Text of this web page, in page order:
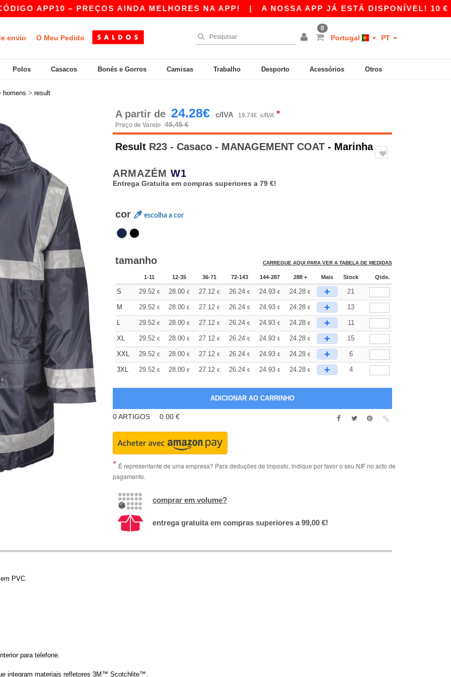
– PREÇOS AINDA MELHORES NA APP!|A NOSSA APP JÁ ESTÁ DISPONÍVEL! 10 € DE
envio O Meu Pedido
0
Portugal PT
Polos Casacos Bonés e Gorros Camisas Trabalho Desporto Acessórios Otros
homens > result
A partir de 24.28€ c/IVA 19.74€ s/IVA *
Preço de Varejo 45,45 €
Result R23 - Casaco - MANAGEMENT COAT - Marinha
ARMAZÉM W1
Entrega Gratuita em compras superiores a 79 €!
cor escolha a cor
tamanho CARREGUE AQUI PARA VER A TABELA DE MEDIDAS
1-11 12-35 36-71 72-143 144-287 288 + Mais Stock Qtde.
S 29.52 € 28.00 € 27.12 € 26.24 € 24.93 € 24.28 € + 21
M 29.52 € 28.00 € 27.12 € 26.24 € 24.93 € 24.28 € + 13
L 29.52 € 28.00 € 27.12 € 26.24 € 24.93 € 24.28 € + 11
XL 29.52 € 28.00 € 27.12 € 26.24 € 24.93 € 24.28 € + 15
XXL 29.52 € 28.00 € 27.12 € 26.24 € 24.93 € 24.28 € + 6
3XL 29.52 € 28.00 € 27.12 € 26.24 € 24.93 € 24.28 € + 4
0ARTIGOS 0.00 €
É representante de uma empresa? Para deduções de imposto, indique por favor o seu NIF no acto de
pagamento.
comprar em volume?
entrega gratuita em compras superiores a 99,00 €!
PVC.
para telefone.
integram materiais refletores 3M™ Scotchlite™.